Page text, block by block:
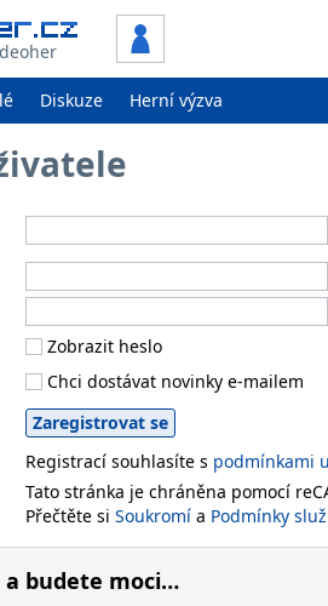
Diskuze Herní výzva
Zobrazit heslo
Chci dostávat novinky e-mailem
Registrací souhlasíte s podmínkami
Tato stránka je chráněna pomocí
Přečtěte si Soukromí a Podmínky
a budete moci…